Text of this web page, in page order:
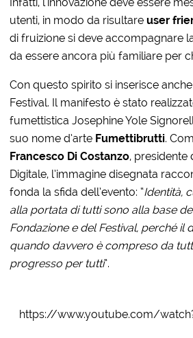
utenti, in modo da risultareuser
di fruizione si deve accompagnare
da essere ancora più familiare per
Con questo spirito si inserisce
Festival. Il manifesto è stato
fumettistica Josephine Yole
suo nome d’arte Fumettibrutti.
Francesco Di Costanzo, presidente
Digitale, l’immagine disegnata
fonda la sfida dell’evento: “Identità,
alla portata di tutti sono alla base
Fondazione e del Festival, perché il
quando davvero è compreso da
progresso per tutti”.
https://www.youtube.com/